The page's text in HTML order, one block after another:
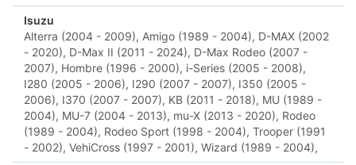
Isuzu
Alterra (2004 - 2009), Amigo (1989 - 2004), D-MAX (2002
- 2020), D-Max II (2011 - 2024), D-Max Rodeo (2007 -
2007), Hombre (1996 - 2000), i-Series (2005 - 2008),
I280 (2005 - 2006), I290 (2007 - 2007), I350 (2005 -
2006), I370 (2007 - 2007), KB (2011 - 2018), MU (1989 -
2004), MU-7 (2004 - 2013), mu-X (2013 - 2020), Rodeo
(1989 - 2004), Rodeo Sport (1998 - 2004), Trooper (1991
- 2002), VehiCross (1997 - 2001), Wizard (1989 - 2004),